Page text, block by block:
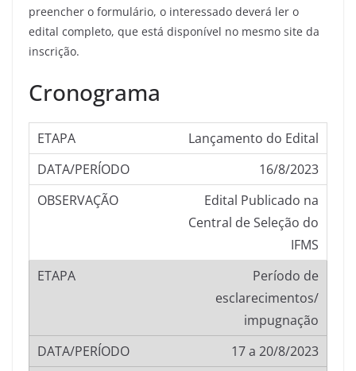
preencher o formulário, o interessado deverá ler o
edital completo, que está disponível no mesmo site da
inscrição.
Cronograma
Lançamento do Edital
16/8/2023
Edital Publicado na
Central de Seleção do
IFMS
Período de
esclarecimentos/
impugnação
17 a 20/8/2023